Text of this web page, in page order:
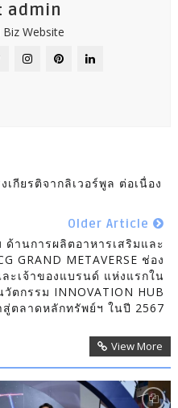
admin
Website
กียรติจากลิเวอร์พูล ต่อเนื่อง
Older Article
ด้านการผลิตอาหารเสริมและ
GRAND METAVERSE ช่อง
ะเจ้าของแบรนด์ แห่งแรกใน
ตกรรม INNOVATION HUB
สู่ตลาดหลักทรัพย์ฯ ในปี 2567
View More